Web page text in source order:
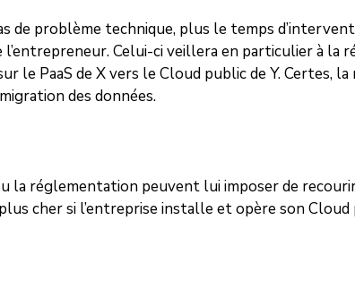
de problème technique, plus le temps
Celui-ci veillera en particulier à la
le PaaS de X vers le Cloud public de Y. Certes,
des données.
la réglementation peuvent lui imposer de
cher si l’entreprise installe et opère son Cloud